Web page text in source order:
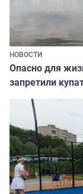
НОВОСТИ
Опасно для
запретили